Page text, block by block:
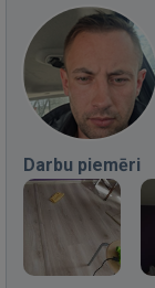
Darbu piemēri